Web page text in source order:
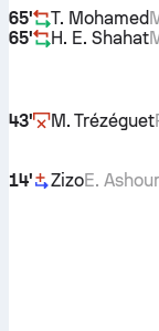
65'
T. Mohamed
65'
H. E. Shahat
43'
M. Trézéguet
14'
ZizoE. Ashour